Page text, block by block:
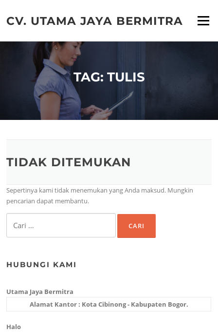
konten
CV. UTAMA JAYA BERMITRA Menu
TAG: TULIS
TIDAK DITEMUKAN
Sepertinya kami tidak menemukan yang Anda maksud. Mungkin
pencarian dapat membantu.
untuk:
HUBUNGI KAMI
Utama Jaya Bermitra
Alamat Kantor : Kota Cibinong - Kabupaten Bogor.
Halo